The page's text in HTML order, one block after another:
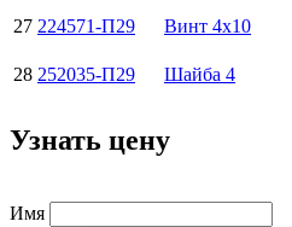
27 224571-П29 Винт 4х10
28 252035-П29 Шайба 4
Узнать цену
Имя